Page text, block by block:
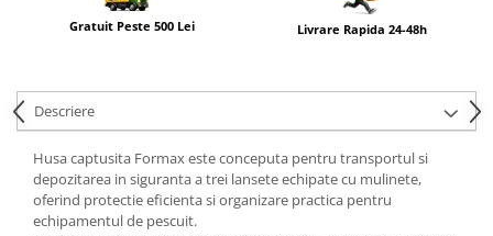
Gratuit Peste 500 Lei Livrare Rapida 24-48h
Descriere
Husa captusita Formax este conceputa pentru transportul si
depozitarea in siguranta a trei lansete echipate cu mulinete,
oferind protectie eficienta si organizare practica pentru
echipamentul de pescuit.